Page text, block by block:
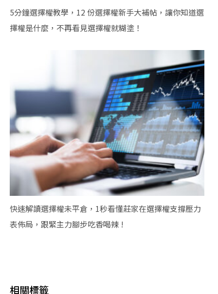
5分鐘選擇權教學，12 份選擇權新手大補帖，讓你知道選
擇權是什麼，不再看見選擇權就糊塗！
快速解讀選擇權未平倉，1秒看懂莊家在選擇權支撐壓力
表佈局，跟緊主力腳步吃香喝辣 !
相關標籤